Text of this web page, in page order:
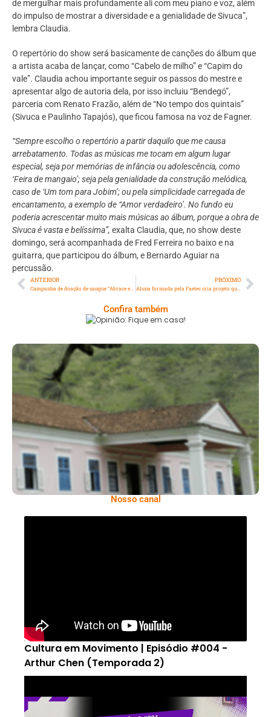
de mergulhar mais profundamente ali com meu piano e voz, além
do impulso de mostrar a diversidade e a genialidade de Sivuca”,
lembra Claudia.
O repertório do show será basicamente de canções do álbum que
a artista acaba de lançar, como “Cabelo de milho” e “Capim do
vale”. Claudia achou importante seguir os passos do mestre e
apresentar algo de autoria dela, por isso incluiu “Bendegó”,
parceria com Renato Frazão, além de “No tempo dos quintais”
(Sivuca e Paulinho Tapajós), que ficou famosa na voz de Fagner.
“Sempre escolho o repertório a partir daquilo que me causa
arrebatamento. Todas as músicas me tocam em algum lugar
especial, seja por memórias de infância ou adolescência, como
‘Feira de mangaio’; seja pela genialidade da construção melódica,
caso de ‘Um tom para Jobim’; ou pela simplicidade carregada de
encantamento, a exemplo de “Amor verdadeiro’. No fundo eu
poderia acrescentar muito mais músicas ao álbum, porque a obra de
Sivuca é vasta e belíssima”, exalta Claudia, que, no show deste
domingo, será acompanhada de Fred Ferreira no baixo e na
guitarra, que participou do álbum, e Bernardo Aguiar na
percussão.
ANTERIOR PRÓXIMO
Aluna formada pela Faetec cria projeto que busca atender demandas de moradores
Confira também
Opinião: Fique Em Casa!
Serra: Fazenda Santa Cecília – Um Legado
Histórico Repleto De Beleza
Nosso canal
Cultura em Movimento | Episódio #004 -
Arthur Chen (Temporada 2)